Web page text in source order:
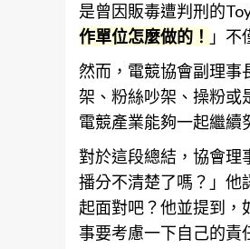
是曾因販毒遭判刑的
作單位怎麼做的！ 」不
然而，電競協會副理事
架、粉絲吵架、操粉或
電競產業能夠一起繼
對於這段總結，協會理
播分不清楚了嗎？」他
起面對吧？他並提到，
事要考慮一下自己的責